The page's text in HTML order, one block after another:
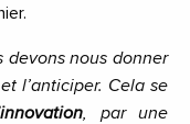
devons nous donner
l’anticiper. Cela se
, par une